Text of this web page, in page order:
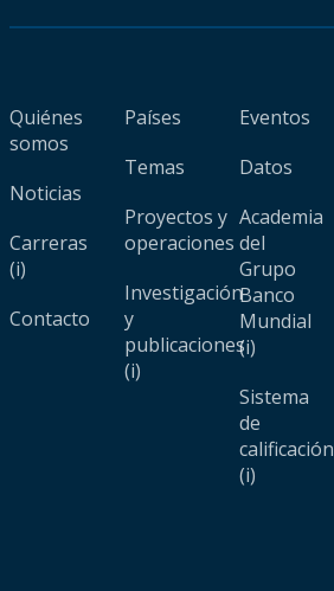
Quiénes
somos
Noticias
Carreras
(i)
Contacto
Países
Temas
Proyectos y
operaciones
Investigación
y
publicaciones
(i)
Eventos
Datos
Academia
del
Grupo
Banco
Mundial
(i)
Sistema
de
calificación
(i)